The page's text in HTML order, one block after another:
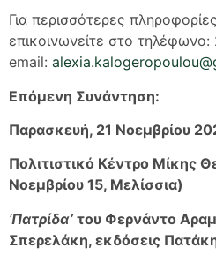
Για περισσότερες
επικοινωνείτε στο
email:
Επόμενη Συνάντηση:
Παρασκευή, 21 Νοεμβρίου
Πολιτιστικό Κέντρο Μίκης
Νοεμβρίου 15, Μελίσσια)
‘Πατρίδα’ του Φερνάντο
Σπερελάκη, εκδόσεις